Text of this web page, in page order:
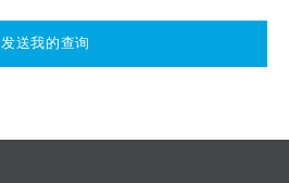
发送我的查询